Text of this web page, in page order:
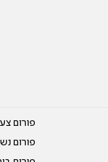
פורום
פורום